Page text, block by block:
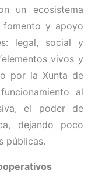
un ecosistema
y apoyo
legal, social y
vivos y
por la Xunta de
al
el poder de
dejando poco
públicas.